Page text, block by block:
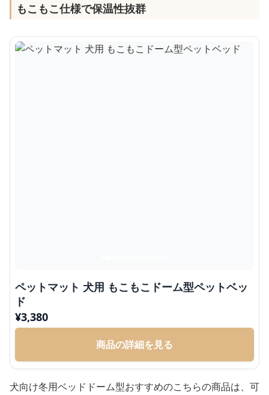
もこもこ仕様で保温性抜群
ペットマット 犬用 もこもこドーム型ペットベッ
ド
¥3,380
商品の詳細を見る
犬向け冬用ベッドドーム型おすすめのこちらの商品は、可